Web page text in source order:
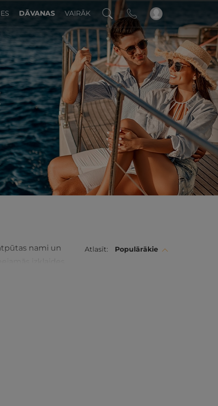
DĀVANAS VAIRĀK
Atlasīt: Populārākie
nami un